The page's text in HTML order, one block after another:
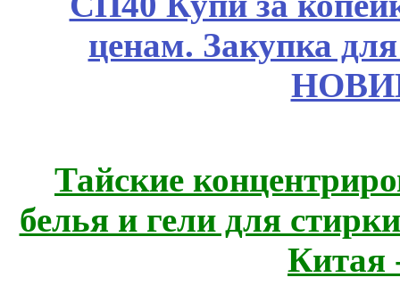
ценам. Закупка
Тайские
белья и гели для
Китая